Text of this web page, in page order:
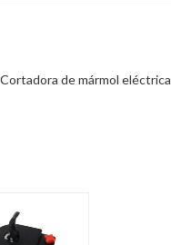
Cortadora de mármol eléctrica